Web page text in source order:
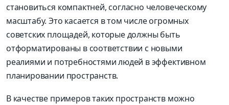
становиться компактней, согласно человеческому
масштабу. Это касается в том числе огромных
советских площадей, которые должны быть
отформатированы в соответствии с новыми
реалиями и потребностями людей в эффективном
планировании пространств.
В качестве примеров таких пространств можно